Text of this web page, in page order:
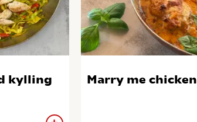
kylling Marry me chicken